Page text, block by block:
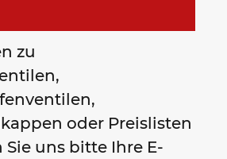
zu
oder Preislisten
uns bitte Ihre E-